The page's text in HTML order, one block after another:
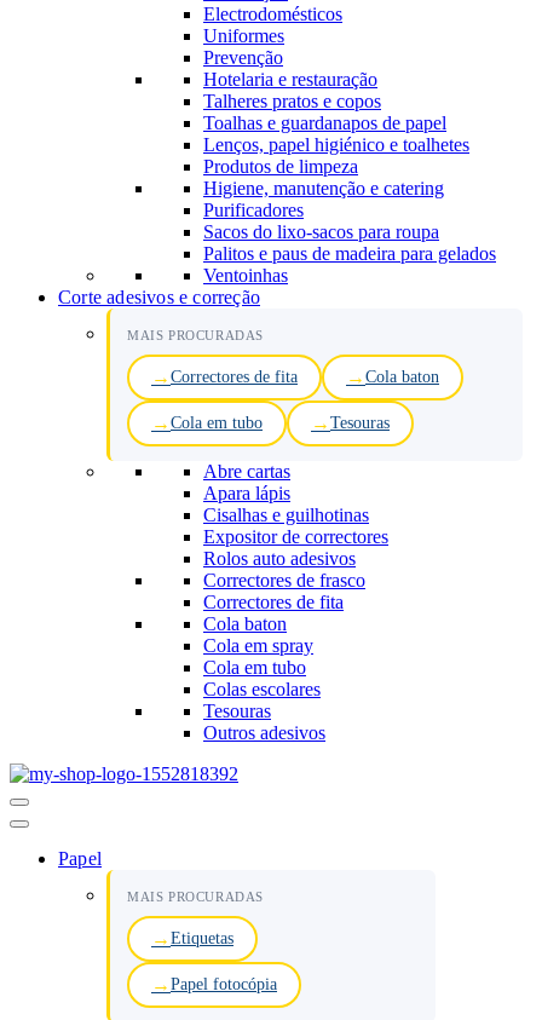
Electrodomésticos
Uniformes
Prevenção
Hotelaria e restauração
Talheres pratos e copos
Toalhas e guardanapos de papel
Lenços, papel higiénico e toalhetes
Produtos de limpeza
Higiene, manutenção e catering
Purificadores
Sacos do lixo-sacos para roupa
Palitos e paus de madeira para gelados
Ventoinhas
Corte adesivos e correção
MAIS PROCURADAS
Correctores de fita Cola baton
Cola em tubo Tesouras
Abre cartas
Apara lápis
Cisalhas e guilhotinas
Expositor de correctores
Rolos auto adesivos
Correctores de frasco
Correctores de fita
Cola baton
Cola em spray
Cola em tubo
Colas escolares
Tesouras
Outros adesivos
Menu
de
Papel
MAIS PROCURADAS
Etiquetas
Papel fotocópia